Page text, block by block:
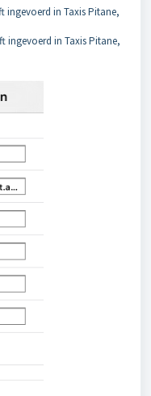
ingevoerd in Taxis Pitane,
ingevoerd in Taxis Pitane,